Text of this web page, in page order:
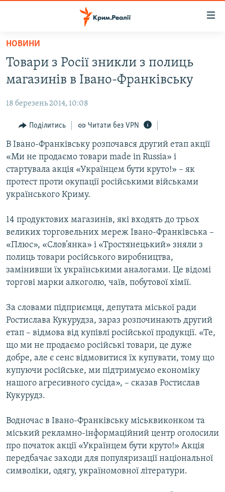
Перейти
основного
матеріалу
до
навігації
Перейти
до
пошуку
ВОДА.КРИМ
ПОЛІТИКА
БЛОГИ
ПОГЛЯД
ІНТЕРВ'Ю
ВСЕ ЗА ДЕНЬ
СПЕЦПРОЕКТИ
ДЕПОРТАЦІЯ
ВІДЕОУРОКИ «ELIFBE»
УКРАЇНСЬКА ПРОБЛЕМА КРИМУ
ІНФОГРАФІКА
ЯК ОБІЙТИ БЛОКУВАННЯ
Русский
Qırımtatar
ДОЛУЧАЙСЯ!
Усі сайти RFE/RL
НОВИНИ
Товари з Росії зникли з полиць
магазинів в Івано-Франківську
18 березень 2014, 10:08
Поділитись Читати без VPN
В Івано-Франківську розпочався другий етап акції
«Ми не продаємо товари madе in Russia» і
стартувала акція «Українцем бути круто!» – як
протест проти окупації російськими військами
українського Криму.
14 продуктових магазинів, які входять до трьох
великих торговельних мереж Івано-Франківська –
«Плюс», «Слов’янка» і «Тростянецький» зняли з
полиць товари російського виробництва,
замінивши їх українськими аналогами. Це відомі
торгові марки алкоголю, чаїв, побутової хімії.
За словами підприємця, депутата міської ради
Ростислава Кукурудза, зараз розпочинають другий
етап – відмова від купівлі російської продукції. «Те,
що ми не продаємо російські товари, це дуже
добре, але є сенс відмовитися їх купувати, тому що
купуючи російське, ми підтримуємо економіку
нашого агресивного сусіда», – сказав Ростислав
Кукурудз.
Водночас в Івано-Франківську міськвиконком та
міський рекламно-інформаційний центр оголосили
про початок акції «Українцем бути круто!» Акція
передбачає заходи для популяризації національної
символіки, одягу, україномовної літератури.